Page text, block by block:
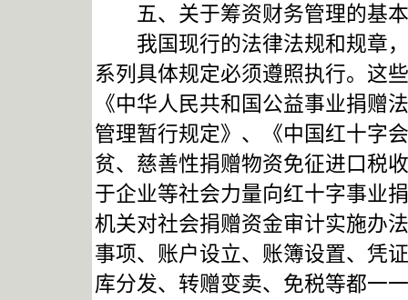
五、关于筹资财务管理的基
我国现行的法律法规和规章，
系列具体规定必须遵照执行。这
《中华人民共和国公益事业捐赠
管理暂行规定》、《中国红十字
贫、慈善性捐赠物资免征进口税
于企业等社会力量向红十字事业
机关对社会捐赠资金审计实施办
事项、账户设立、账簿设置、凭
库分发、转赠变卖、免税等都一